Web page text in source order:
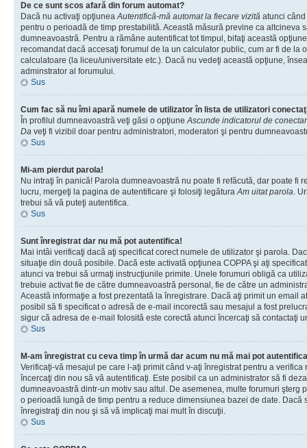
De ce sunt scos afară din forum automat?
Dacă nu activaţi opţiuneaAutentifică-mă automat la fiecare vizită atunci
pentru o perioadă de timp prestabilită. Această măsură previne ca altcineva
dumneavoastră. Pentru a rămâne autentificat tot timpul, bifaţi această
recomandat dacă accesaţi forumul de la un calculator public, cum ar fi de la
calculatoare (la liceu/universitate etc.). Dacă nu vedeţi această opţiune,
adminstrator al forumului.
Sus
Cum fac să nu îmi apară numele de utilizator în lista de utilizatori
În profilul dumneavoastră veţi găsi o opţiuneAscunde indicatorul de
Da veţi fi vizibil doar pentru administratori, moderatori şi pentru
Sus
Mi-am pierdut parola!
Nu intraţi în panică! Parola dumneavoastră nu poate fi refăcută, dar poate fi
lucru, mergeţi la pagina de autentificare şi folosiţi legăturaAm uitat parola.
trebui să vă puteţi autentifica.
Sus
Sunt înregistrat dar nu mă pot autentifica!
Mai intâi verificaţi dacă aţi specificat corect numele de utilizator şi parola.
situaţie din două posibile. Dacă este activată opţiunea COPPA şi aţi
atunci va trebui să urmaţi instrucţiunile primite. Unele forumuri obligă ca
trebuie activat fie de către dumneavoastră personal, fie de către un
Această informaţie a fost prezentată la înregistrare. Dacă aţi primit un email
posibil să fi specificat o adresă de e-mail incorectă sau mesajul a fost
sigur că adresa de e-mail folosită este corectă atunci încercaţi să contactaţi
Sus
M-am înregistrat cu ceva timp în urmă dar acum nu mă mai pot
Verificaţi-vă mesajul pe care l-aţi primit când v-aţi înregistrat pentru a
încercaţi din nou să vă autentificaţi. Este posibil ca un administrator să fi
dumneavoastră dintr-un motiv sau altul. De asemenea, multe forumuri şterg
o perioadă lungă de timp pentru a reduce dimensiunea bazei de date. Dacă
înregistraţi din nou şi să vă implicaţi mai mult în discuţii.
Sus